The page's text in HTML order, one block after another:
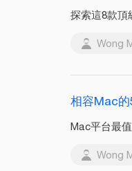
探索這8款頂
Wong
相容Mac的
Mac平台最
Wong